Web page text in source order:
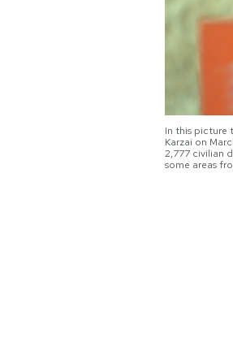
In this picture
Karzai on
2,777 civilian
some areas